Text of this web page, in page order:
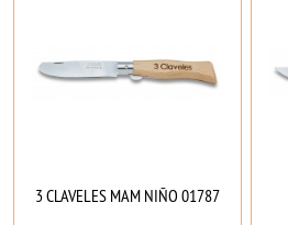
3 CLAVELES MAM NIÑO 01787